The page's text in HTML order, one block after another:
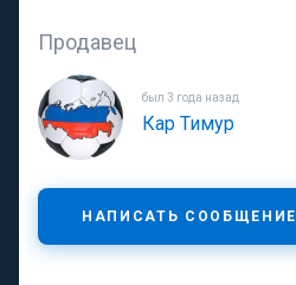
Продавец
был 3 года назад
Кар Тимур
НАПИСАТЬ СООБЩЕНИЕ